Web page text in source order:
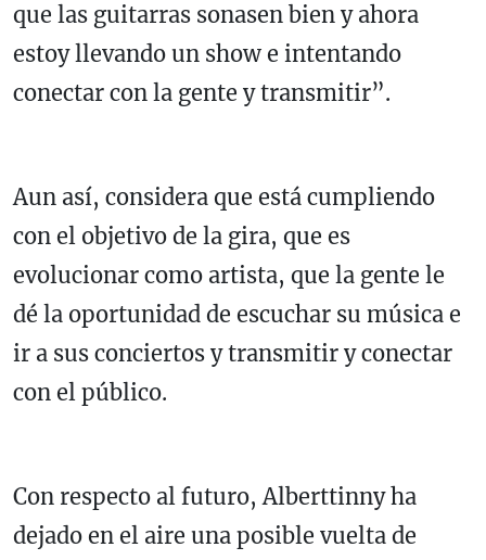
que las guitarras sonasen bien y ahora
estoy llevando un show e intentando
conectar con la gente y transmitir”.
Aun así, considera que está cumpliendo
con el objetivo de la gira, que es
evolucionar como artista, que la gente le
dé la oportunidad de escuchar su música e
ir a sus conciertos y transmitir y conectar
con el público.
Con respecto al futuro, Alberttinny ha
dejado en el aire una posible vuelta de